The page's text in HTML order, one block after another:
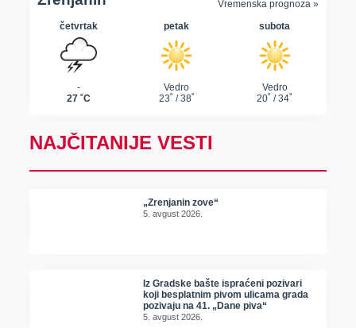
NAJČITANIJE VESTI
„Zrenjanin zove“
5. avgust 2026.
Iz Gradske bašte ispraćeni pozivari
koji besplatnim pivom ulicama grada
pozivaju na 41. „Dane piva“
5. avgust 2026.